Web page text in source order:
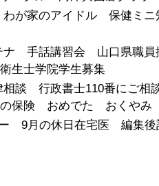
が家のアイドル 保健ミ
ナ 手話講習会 山口県職員
生士学院学生募集
相談 行政書士110番にご
の保険 おめでた おくやみ
ー 9月の休日在宅医 編集